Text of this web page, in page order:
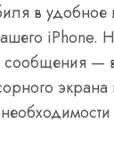
в
iPhone.
—
экрана